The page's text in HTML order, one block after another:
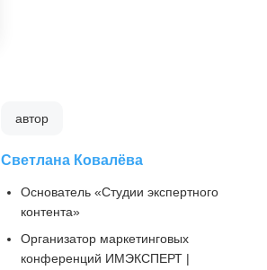
автор
Светлана Ковалёва
Основатель «Студии экспертного
контента»
Организатор маркетинговых
конференций ИМЭКСПЕРТ |